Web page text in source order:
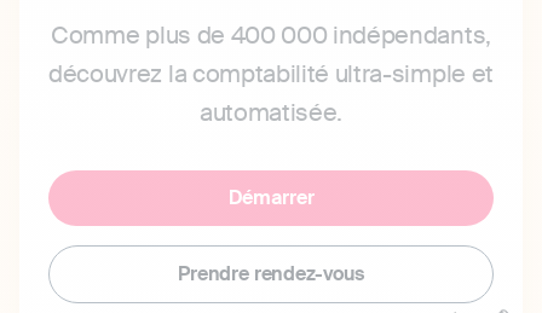
Comme plus de 400 000 indépendants,
découvrez la comptabilité ultra-simple et
automatisée.
Démarrer
Prendre rendez-vous